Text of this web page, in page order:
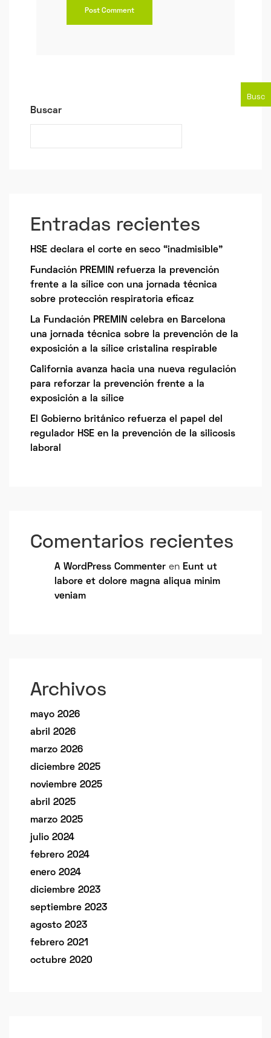
Buscar
Busc
Entradas recientes
HSE declara el corte en seco “inadmisible”
Fundación PREMIN refuerza la prevención
frente a la sílice con una jornada técnica
sobre protección respiratoria eficaz
La Fundación PREMIN celebra en Barcelona
una jornada técnica sobre la prevención de la
exposición a la sílice cristalina respirable
California avanza hacia una nueva regulación
para reforzar la prevención frente a la
exposición a la sílice
El Gobierno británico refuerza el papel del
regulador HSE en la prevención de la silicosis
laboral
Comentarios recientes
A WordPress Commenter en Eunt ut
labore et dolore magna aliqua minim
veniam
Archivos
mayo 2026
abril 2026
marzo 2026
diciembre 2025
noviembre 2025
abril 2025
marzo 2025
julio 2024
febrero 2024
enero 2024
diciembre 2023
septiembre 2023
agosto 2023
febrero 2021
octubre 2020